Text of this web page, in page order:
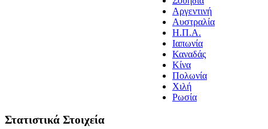
Aργεντινή
Aυστραλία
H.Π.Α.
Iαπωνία
Καναδάς
Κίνα
Πολωνία
Xιλή
Ρωσία
Στατιστικά Στοιχεία